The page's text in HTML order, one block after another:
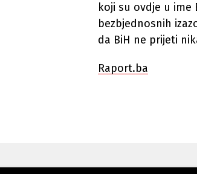
koji su ovdje u ime
bezbjednosnih
da BiH ne prijeti
Raport.ba